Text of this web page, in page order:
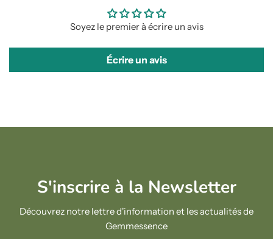
Soyez le premier à écrire un avis
Écrire un avis
S'inscrire à la Newsletter
Découvrez notre lettre d'information et les actualités de
Gemmessence